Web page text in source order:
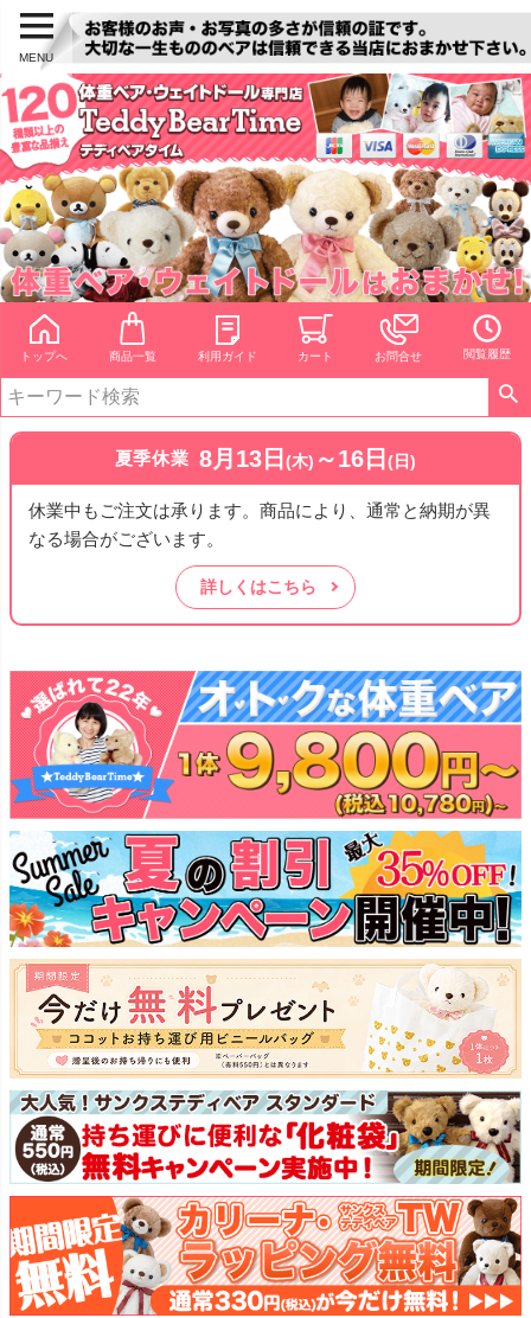
MENU
トップへ 商品一覧 利用ガイド カート お問合せ 閲覧履歴
夏季休業 8月13日(木) ～16日(日)
休業中もご注文は承ります。商品により、通常と納期が異
なる場合がございます。
詳しくはこちら